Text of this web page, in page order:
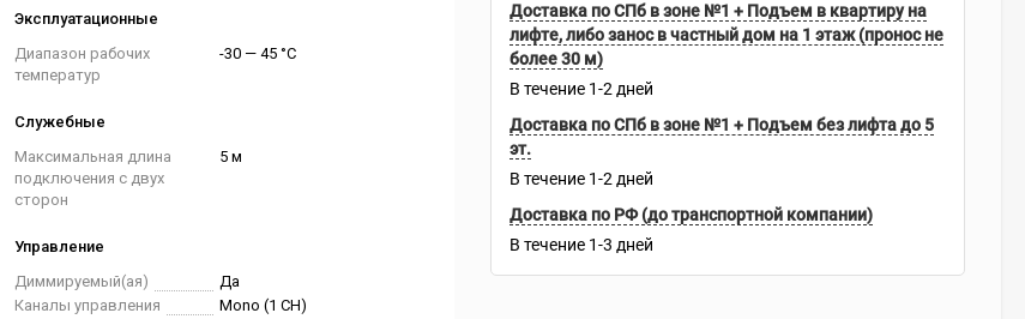
Эксплуатационные
Диапазон рабочих
температур
-30 — 45 °C
Служебные
Максимальная длина
подключения с двух
сторон
5 м
Управление
Диммируемый(ая)
Да
Каналы управления
Mono (1 CH)
Доставка по СПб в зоне №1 + Подъем в квартиру на
лифте, либо занос в частный дом на 1 этаж (пронос не
более 30 м)
В течение 1-2 дней
Доставка по СПб в зоне №1 + Подъем без лифта до 5
эт.
В течение 1-2 дней
Доставка по РФ (до транспортной компании)
В течение 1-3 дней